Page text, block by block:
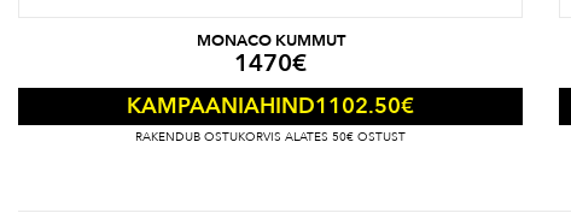
MONACO KUMMUT
1470€
KAMPAANIAHIND1102.50€
RAKENDUB OSTUKORVIS ALATES 50€ OSTUST